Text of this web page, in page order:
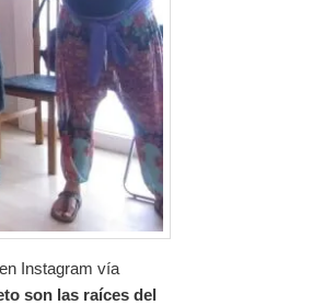
Instagram vía
son las raíces del